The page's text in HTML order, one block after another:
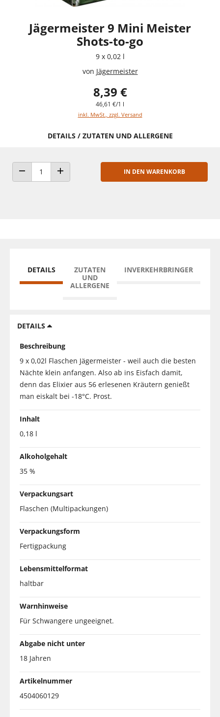
Jägermeister 9 Mini Meister
Shots-to-go
9 x 0,02 l
von Jägermeister
8,39 €
46,61 €/1 l
inkl. MwSt., zzgl. Versand
DETAILS / ZUTATEN UND ALLERGENE
ANZAHL VERRINGERNANZAHL ERHÖHEN
IN DEN WARENKORB
DETAILS
ZUTATEN
UND
ALLERGENE
INVERKEHRBRINGER
DETAILS
Beschreibung
9 x 0,02l Flaschen Jägermeister - weil auch die besten
Nächte klein anfangen. Also ab ins Eisfach damit,
denn das Elixier aus 56 erlesenen Kräutern genießt
man eiskalt bei -18°C. Prost.
Inhalt
0,18 l
Alkoholgehalt
35 %
Verpackungsart
Flaschen (Multipackungen)
Verpackungsform
Fertigpackung
Lebensmittelformat
haltbar
Warnhinweise
Für Schwangere ungeeignet.
Abgabe nicht unter
18 Jahren
Artikelnummer
4504060129